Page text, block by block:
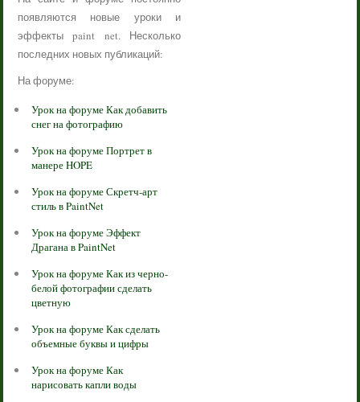
появляются новые уроки и
эффекты paint net. Несколько
последних новых публикаций:
На форуме:
Урок на форуме Как добавить
снег на фотографию
Урок на форуме Портрет в
манере HOPE
Урок на форуме Скретч-арт
стиль в PaintNet
Урок на форуме Эффект
Драгана в PaintNet
Урок на форуме Как из черно-
белой фотографии сделать
цветную
Урок на форуме Как сделать
объемные буквы и цифры
Урок на форуме Как
нарисовать капли воды